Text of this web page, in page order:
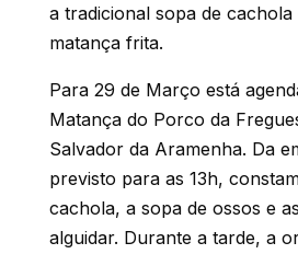
a tradicional sopa de
matança frita.
Para 29 de Março está
Matança do Porco da
Salvador da Aramenha. Da
previsto para as 13h,
cachola, a sopa de ossos e
alguidar. Durante a tarde, a